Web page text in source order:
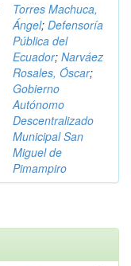
Torres Machuca,
Ángel; Defensoría
Pública del
Ecuador; Narváez
Rosales, Óscar;
Gobierno
Autónomo
Descentralizado
Municipal San
Miguel de
Pimampiro